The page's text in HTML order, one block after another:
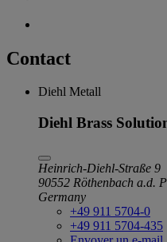
Contact
Diehl Metall
Diehl Brass
Heinrich-Diehl-Straße 9
90552 Röthenbach a.d.
Germany
+49 911 5704-0
+49 911 5704-435